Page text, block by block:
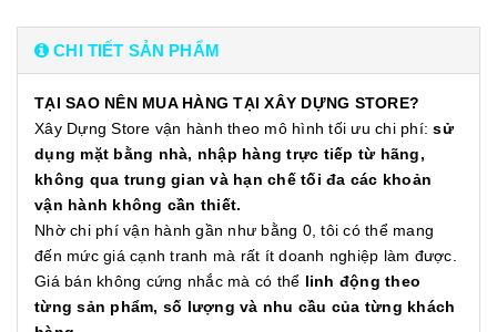
CHI TIẾT SẢN PHẨM
TẠI SAO NÊN MUA HÀNG TẠI XÂY DỰNG STORE?
Xây Dựng Store vận hành theo mô hình tối ưu chi phí:sử
dụng mặt bằng nhà, nhập hàng trực tiếp từ hãng,
không qua trung gian và hạn chế tối đa các khoản
vận hành không cần thiết.
Nhờ chi phí vận hành gần như bằng 0, tôi có thể mang
đến mức giá cạnh tranh mà rất ít doanh nghiệp làm được.
Giá bán không cứng nhắc mà có thể linh động theo
từng sản phẩm, số lượng và nhu cầu của từng khách